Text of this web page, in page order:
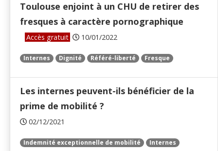
Toulouse enjoint à un CHU de retirer des
fresques à caractère pornographique
Accès gratuit 10/01/2022
Internes Dignité Référé-liberté Fresque
Les internes peuvent-ils bénéficier de la
prime de mobilité ?
02/12/2021
Indemnité exceptionnelle de mobilité Internes